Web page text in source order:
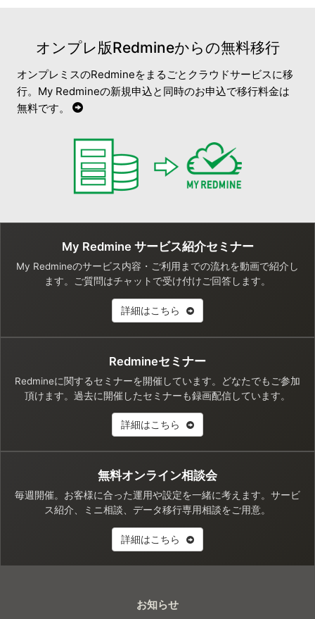
オンプレ版Redmineからの無料移行
オンプレミスのRedmineをまるごとクラウドサービスに移
行。My Redmineの新規申込と同時のお申込で移行料金は
無料です。
My Redmine サービス紹介セミナー
My Redmineのサービス内容・ご利用までの流れを動画で紹介し
ます。ご質問はチャットで受け付けご回答します。
詳細はこちら
Redmineセミナー
Redmineに関するセミナーを開催しています。どなたでもご参加
頂けます。過去に開催したセミナーも録画配信しています。
詳細はこちら
無料オンライン相談会
毎週開催。お客様に合った運用や設定を一緒に考えます。サービ
ス紹介、ミニ相談、データ移行専用相談をご用意。
詳細はこちら
お知らせ